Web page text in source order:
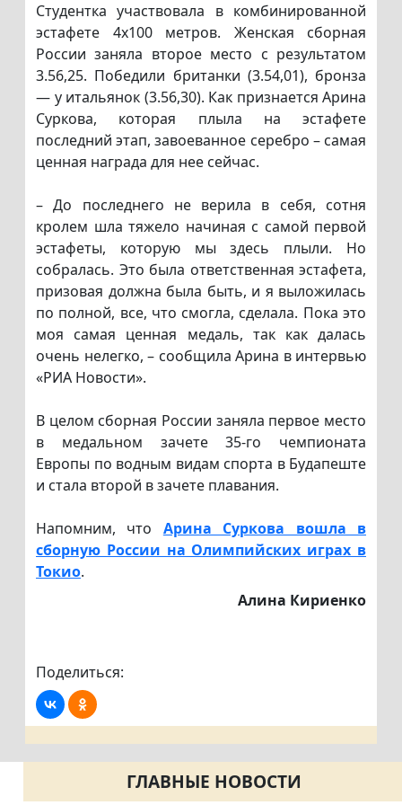
Студентка участвовала в комбинированной
эстафете 4х100 метров. Женская сборная
России заняла второе место с результатом
3.56,25. Победили британки (3.54,01), бронза
— у итальянок (3.56,30). Как признается Арина
Суркова, которая плыла на эстафете
последний этап, завоеванное серебро – самая
ценная награда для нее сейчас.
– До последнего не верила в себя, сотня
кролем шла тяжело начиная с самой первой
эстафеты, которую мы здесь плыли. Но
собралась. Это была ответственная эстафета,
призовая должна была быть, и я выложилась
по полной, все, что смогла, сделала. Пока это
моя самая ценная медаль, так как далась
очень нелегко, – сообщила Арина в интервью
«РИА Новости».
В целом сборная России заняла первое место
в медальном зачете 35-го чемпионата
Европы по водным видам спорта в Будапеште
и стала второй в зачете плавания.
Напомним, что Арина Суркова вошла в
сборную России на Олимпийских играх в
Токио.
Алина Кириенко
Поделиться:
ГЛАВНЫЕ НОВОСТИ